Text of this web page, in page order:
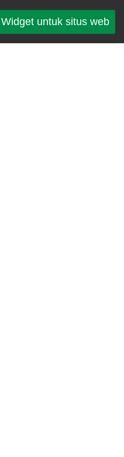
Widget untuk situs web